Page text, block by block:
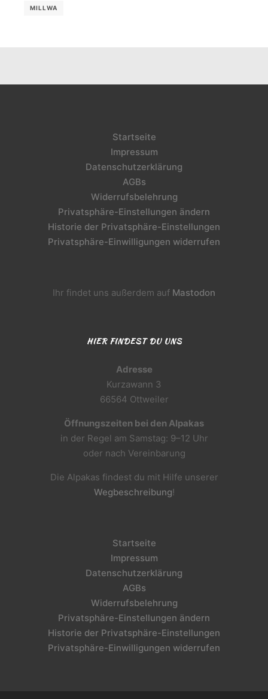
MILLWA
Startseite
Impressum
Datenschutzerklärung
AGBs
Widerrufsbelehrung
Privatsphäre-Einstellungen ändern
Historie der Privatsphäre-Einstellungen
Privatsphäre-Einwilligungen widerrufen
Ihr findet uns außerdem auf Mastodon
HIER FINDEST DU UNS
Adresse
Kurzawann 3
66564 Ottweiler
Öffnungszeiten bei den Alpakas
in der Regel am Samstag: 9–12 Uhr
oder nach Vereinbarung
Die Alpakas findest du mit Hilfe unserer
Wegbeschreibung!
Startseite
Impressum
Datenschutzerklärung
AGBs
Widerrufsbelehrung
Privatsphäre-Einstellungen ändern
Historie der Privatsphäre-Einstellungen
Privatsphäre-Einwilligungen widerrufen